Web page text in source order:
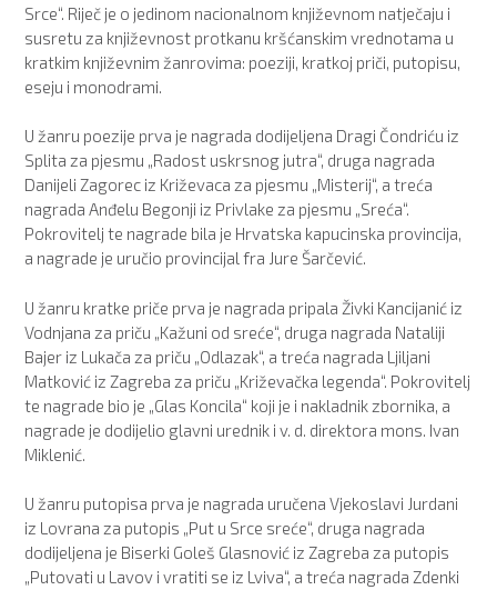
Srce“. Riječ je o jedinom nacionalnom književnom natječaju i
susretu za književnost protkanu kršćanskim vrednotama u
kratkim književnim žanrovima: poeziji, kratkoj priči, putopisu,
eseju i monodrami.
U žanru poezije prva je nagrada dodijeljena Dragi Čondriću iz
Splita za pjesmu „Radost uskrsnog jutra“, druga nagrada
Danijeli Zagorec iz Križevaca za pjesmu „Misterij“, a treća
nagrada Anđelu Begonji iz Privlake za pjesmu „Sreća“.
Pokrovitelj te nagrade bila je Hrvatska kapucinska provincija,
a nagrade je uručio provincijal fra Jure Šarčević.
U žanru kratke priče prva je nagrada pripala Živki Kancijanić iz
Vodnjana za priču „Kažuni od sreće“, druga nagrada Nataliji
Bajer iz Lukača za priču „Odlazak“, a treća nagrada Ljiljani
Matković iz Zagreba za priču „Križevačka legenda“. Pokrovitelj
te nagrade bio je „Glas Koncila“ koji je i nakladnik zbornika, a
nagrade je dodijelio glavni urednik i v. d. direktora mons. Ivan
Miklenić.
U žanru putopisa prva je nagrada uručena Vjekoslavi Jurdani
iz Lovrana za putopis „Put u Srce sreće“, druga nagrada
dodijeljena je Biserki Goleš Glasnović iz Zagreba za putopis
„Putovati u Lavov i vratiti se iz Lviva“, a treća nagrada Zdenki